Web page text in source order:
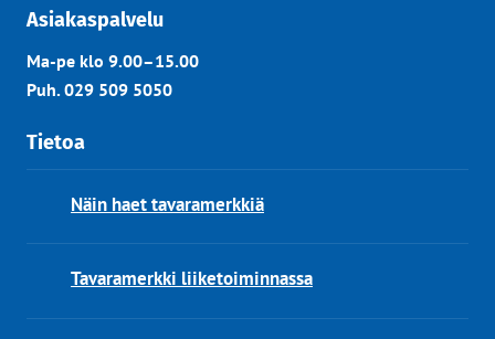
Asiakaspalvelu
Ma-pe klo 9.00–15.00
Puh. 029 509 5050
Tietoa
Näin haet tavaramerkkiä
Tavaramerkki liiketoiminnassa